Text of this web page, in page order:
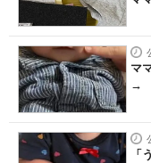
マ
→
「